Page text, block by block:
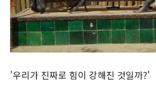
'우리가 진짜로 힘이 강해진 것일까?'